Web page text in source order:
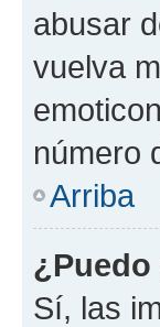
abusar
vuelva
número
Arriba
Sí, las